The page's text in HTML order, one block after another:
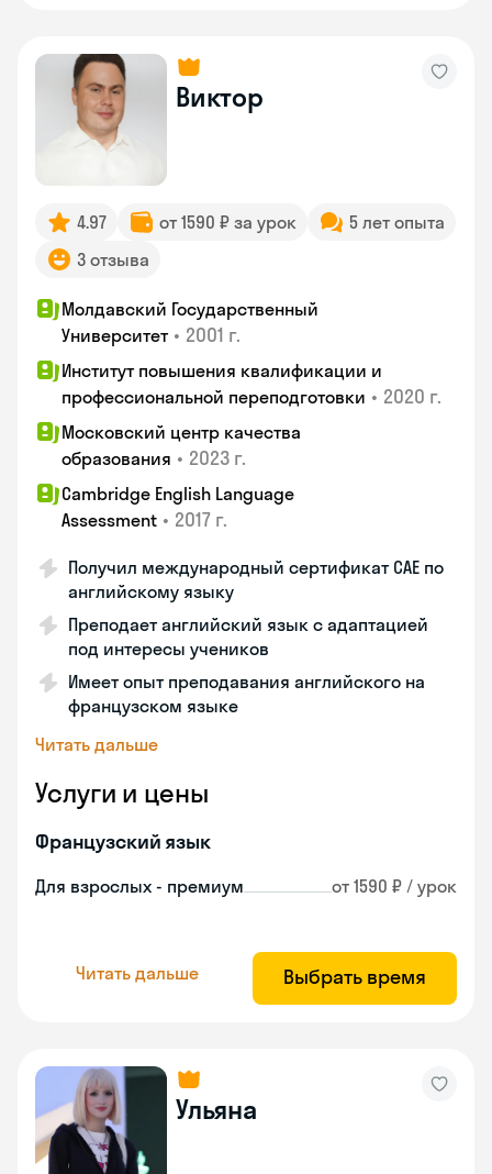
Виктор
4.97 от 1590 ₽ за урок
5 лет опыта
3 отзыва
Молдавский Государственный
Университет • 2001 г.
Институт повышения квалификации и
профессиональной переподготовки • 2020 г.
Московский центр качества
образования • 2023 г.
Cambridge English Language
Assessment • 2017 г.
Получил международный сертификат CAE по
английскому языку
Преподает английский язык с адаптацией
под интересы учеников
Имеет опыт преподавания английского на
французском языке
Читать дальше
Услуги и цены
Французский язык
Для взрослых - премиум от 1590 ₽ / урок
Читать дальше Выбрать время
Ульяна